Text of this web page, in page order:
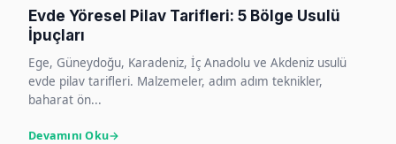
Evde Yöresel Pilav Tarifleri: 5 Bölge Usulü
İpuçları
Ege, Güneydoğu, Karadeniz, İç Anadolu ve Akdeniz usulü
evde pilav tarifleri. Malzemeler, adım adım teknikler,
baharat ön...
Devamını Oku